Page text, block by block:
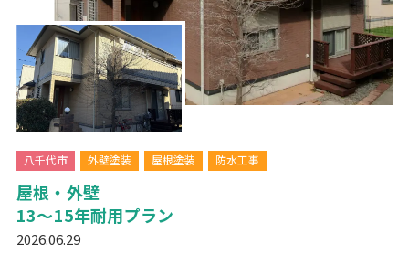
八千代市 外壁塗装 屋根塗装 防水工事
屋根・外壁
13～15年耐用プラン
2026.06.29